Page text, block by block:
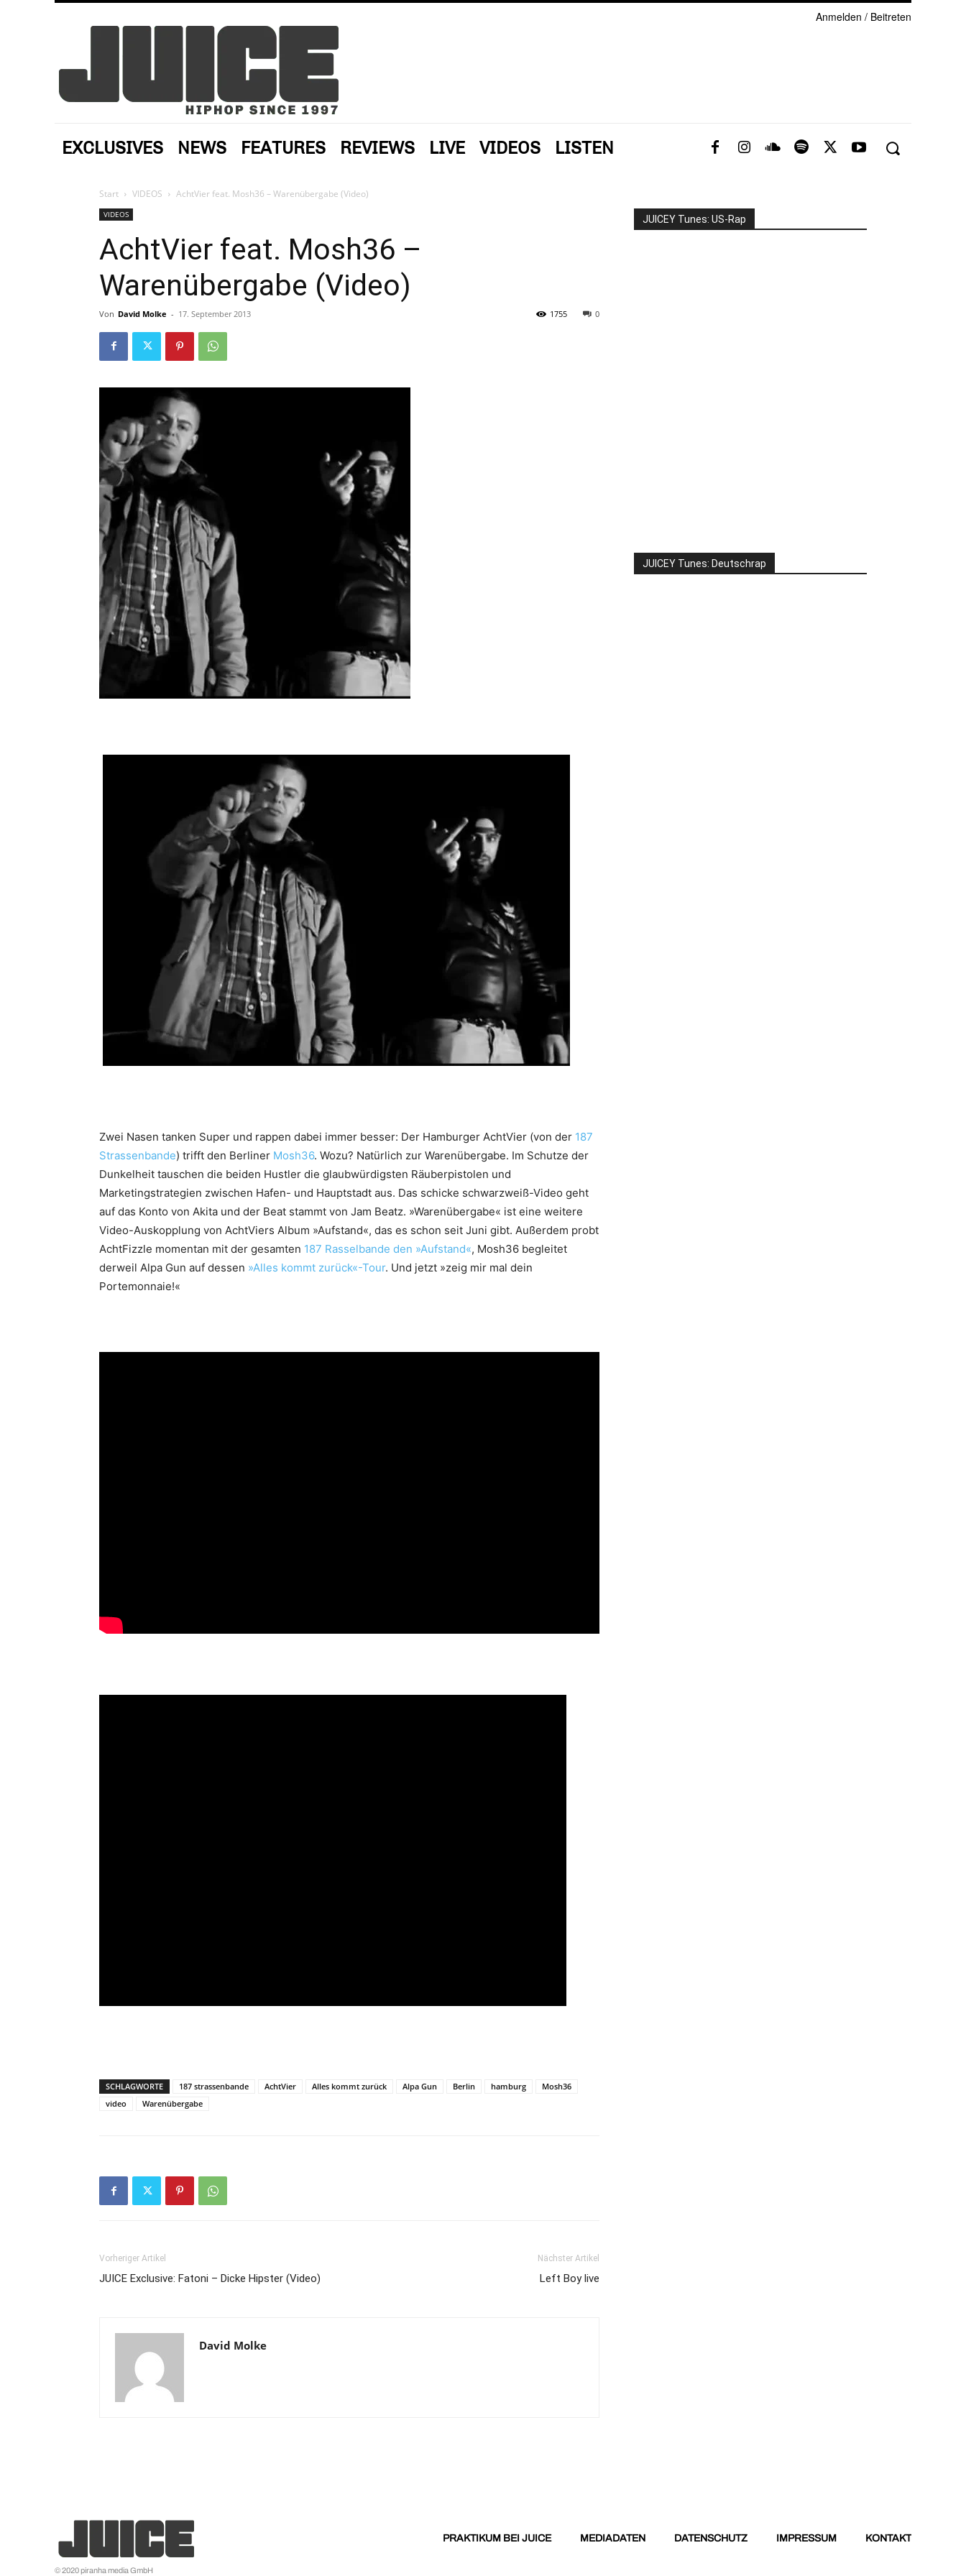
Anmelden / Beitreten
EXCLUSIVES NEWS FEATURES REVIEWS LIVE VIDEOS LISTEN
Start VIDEOS AchtVier feat. Mosh36 – Warenübergabe (Video)
VIDEOS
AchtVier feat. Mosh36 –
Warenübergabe (Video)
Von David Molke - 17. September 2013 0
1755
Zwei Nasen tanken Super und rappen dabei immer besser: Der Hamburger AchtVier (von der 187
Strassenbande) trifft den Berliner Mosh36. Wozu? Natürlich zur Warenübergabe. Im Schutze der
Dunkelheit tauschen die beiden Hustler die glaubwürdigsten Räuberpistolen und
Marketingstrategien zwischen Hafen- und Hauptstadt aus. Das schicke schwarzweiß-Video geht
auf das Konto von Akita und der Beat stammt von Jam Beatz. »Warenübergabe« ist eine weitere
Video-Auskopplung von AchtViers Album »Aufstand«, das es schon seit Juni gibt. Außerdem probt
AchtFizzle momentan mit der gesamten 187 Rasselbande den »Aufstand«, Mosh36 begleitet
derweil Alpa Gun auf dessen »Alles kommt zurück«-Tour. Und jetzt »zeig mir mal dein
Portemonnaie!«
SCHLAGWORTE 187 strassenbande AchtVier Alles kommt zurück Alpa Gun Berlin hamburg
Mosh36
video
Warenübergabe
Vorheriger Artikel
JUICE Exclusive: Fatoni – Dicke Hipster (Video)
Nächster Artikel
Left Boy live
David Molke
JUICEY Tunes: US-Rap
JUICEY Tunes: Deutschrap
PRAKTIKUM BEI JUICE MEDIADATEN DATENSCHUTZ IMPRESSUM KONTAKT
© 2020 piranha media GmbH